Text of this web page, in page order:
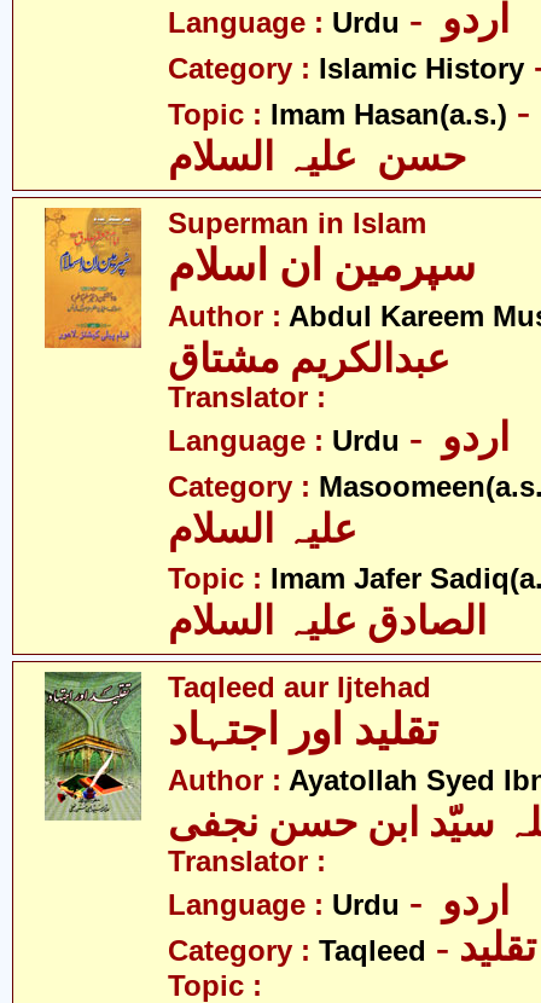
Language : Urdu
Category : Islamic History
Topic : Imam Hasan(a.s.) - امام
حسن علیہ السلام
Superman in Islam
سپرمین ان اسلام
Author : Abdul Kareem
عبدالکریم مشتاق
Translator :
Language : Urdu
Category :
Topic : Imam Jafer
الصادق علیہ السلام
Taqleed aur Ijtehad
تقلید اور اجتہاد
Author : Ayatollah Syed
Translator :
Language : Urdu
Category : Taqleed - تقلید
Topic :